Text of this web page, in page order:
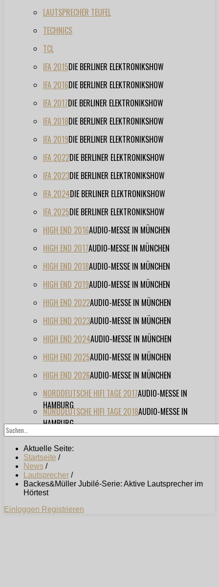
LAUTSPRECHER TEUFEL
TECHNICS
TCL
IFA 2015DIE BERLINER ELEKTRONIKSHOW
IFA 2016DIE BERLINER ELEKTRONIKSHOW
IFA 2017DIE BERLINER ELEKTRONIKSHOW
IFA 2018DIE BERLINER ELEKTRONIKSHOW
IFA 2019DIE BERLINER ELEKTRONIKSHOW
IFA 2022DIE BERLINER ELEKTRONIKSHOW
IFA 2023DIE BERLINER ELEKTRONIKSHOW
IFA 2024DIE BERLINER ELEKTRONIKSHOW
IFA 2025DIE BERLINER ELEKTRONIKSHOW
HIGH END 2016AUDIO-MESSE IN MÜNCHEN
HIGH END 2017AUDIO-MESSE IN MÜNCHEN
HIGH END 2018AUDIO-MESSE IN MÜNCHEN
HIGH END 2019AUDIO-MESSE IN MÜNCHEN
HIGH END 2022AUDIO-MESSE IN MÜNCHEN
HIGH END 2023AUDIO-MESSE IN MÜNCHEN
HIGH END 2024AUDIO-MESSE IN MÜNCHEN
HIGH END 2025AUDIO-MESSE IN MÜNCHEN
HIGH END 2026AUDIO-MESSE IN MÜNCHEN
NORDDEUTSCHE HIFI TAGE 2017AUDIO-MESSE IN
HAMBURG
NORDDEUTSCHE HIFI TAGE 2018AUDIO-MESSE IN
HAMBURG
Aktuelle Seite:
Startseite /
News /
Lautsprecher /
Backes&Müller Jubilé-Serie: Aktive Lautsprecher im
Hörtest
Einloggen Registrieren